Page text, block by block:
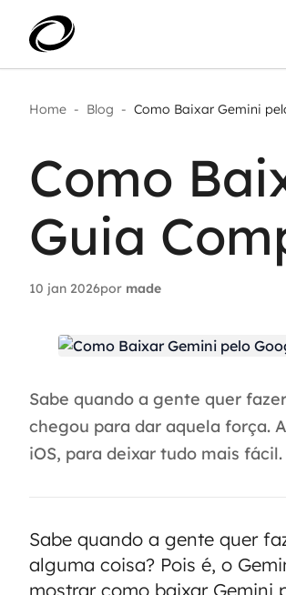
Aplicar IA com impacto real
Modernização de aplicações
Sustentar operações com
eficiência
Escalar com segurança
Home - Blog - Como Baixar Gemini
Como
Guia
10 jan 2026por made
Sabe quando a gente quer
chegou para dar aquela força.
iOS, para deixar tudo mais
Sabe quando a gente quer
alguma coisa? Pois é, o
mostrar como baixar Gemini